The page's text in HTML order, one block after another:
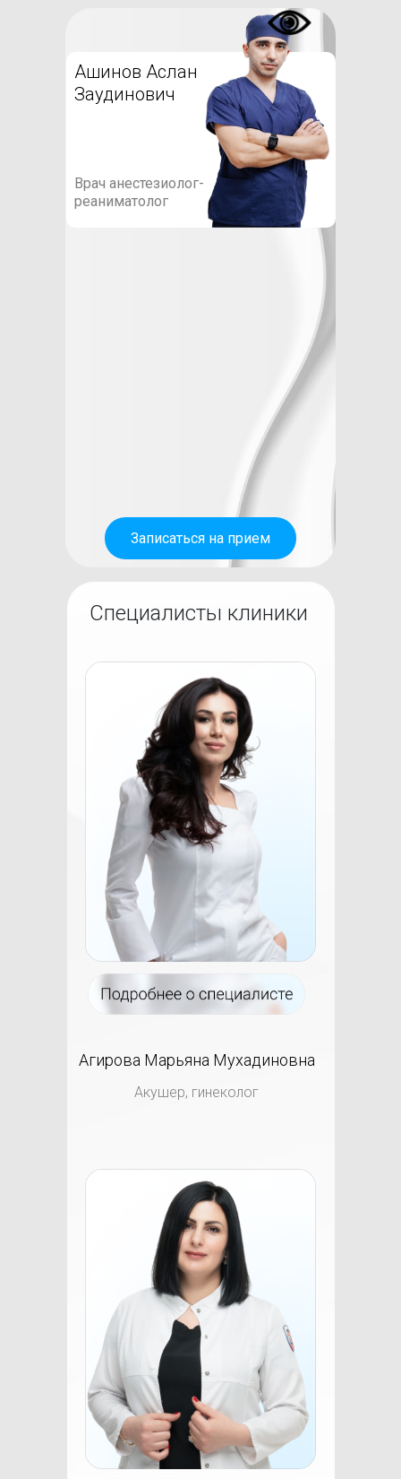
Записаться на прием
Ашинов Аслан
Заудинович
Врач анестезиолог-
реаниматолог
Специалисты клиники
Агирова Марьяна Мухадиновна
Акушер, гинеколог